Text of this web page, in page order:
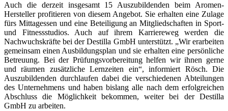
Auch die derzeit insgesamt 15 Auszubildenden beim Aromen-
Hersteller profitieren von diesem Angebot. Sie erhalten eine Zulage
fürs Mittagessen und eine Beteiligung an Mitgliedschaften in Sport-
und Fitnessstudios. Auch auf ihrem Karriereweg werden die
Nachwuchskräfte bei der Destilla GmbH unterstützt. „Wir erarbeiten
gemeinsam einen Ausbildungsplan und sie erhalten eine persönliche
Betreuung. Bei der Prüfungsvorbereitung helfen wir ihnen gerne
und räumen zusätzliche Lernzeiten ein“, informiert Rösch. Die
Auszubildenden durchlaufen dabei die verschiedenen Abteilungen
des Unternehmens und haben bislang alle nach dem erfolgreichen
Abschluss die Möglichkeit bekommen, weiter bei der Destilla
GmbH zu arbeiten.